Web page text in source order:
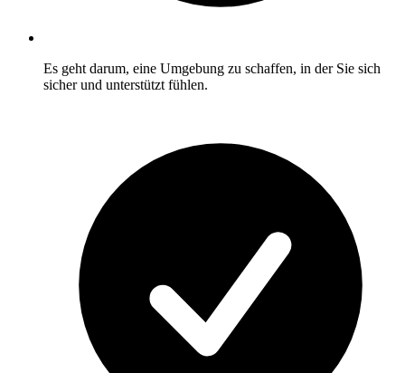
Es geht darum, eine Umgebung zu schaffen, in der Sie sich
sicher und unterstützt fühlen.